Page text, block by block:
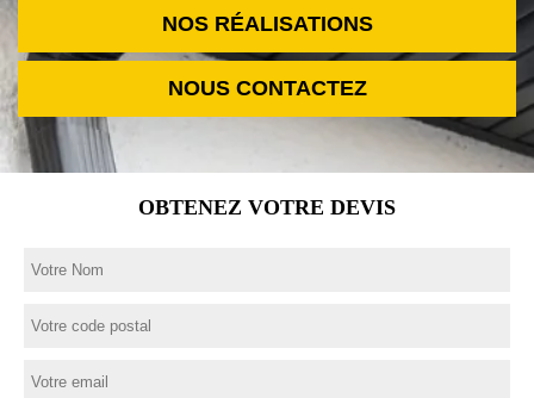
NOS RÉALISATIONS
NOUS CONTACTEZ
OBTENEZ VOTRE DEVIS